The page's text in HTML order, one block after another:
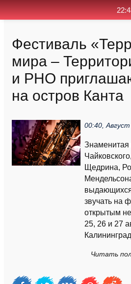
Фестиваль
мира –
и РНО
на остров Канта
00:40,
Щедрина,
выдающихся
звучать на
открытым
25, 26 и 27
Читать